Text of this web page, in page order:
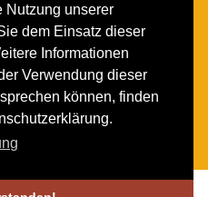
Nutzung unserer
dem Einsatz dieser
Informationen
Verwendung dieser
können, finden
Alle Rechte vorbehalten. -